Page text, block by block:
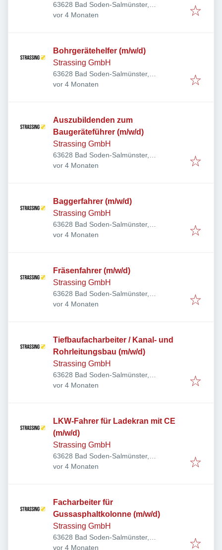
63628 Bad Soden-Salmünster,
Deutschland
Veröffentlicht:
vor 4 Monaten
Bohrgerätehelfer (m/w/d)
Strassing GmbH
63628 Bad Soden-Salmünster,
Deutschland
Veröffentlicht:
vor 4 Monaten
Auszubildenden zum
Baugeräteführer (m/w/d)
Strassing GmbH
63628 Bad Soden-Salmünster,
Deutschland
Veröffentlicht:
vor 4 Monaten
Baggerfahrer (m/w/d)
Strassing GmbH
63628 Bad Soden-Salmünster,
Deutschland
Veröffentlicht:
vor 4 Monaten
Fräsenfahrer (m/w/d)
Strassing GmbH
63628 Bad Soden-Salmünster,
Deutschland
Veröffentlicht:
vor 4 Monaten
Tiefbaufacharbeiter / Kanal- und
Rohrleitungsbau (m/w/d)
Strassing GmbH
63628 Bad Soden-Salmünster,
Deutschland
Veröffentlicht:
vor 4 Monaten
LKW-Fahrer für Ladekran mit CE
(m/w/d)
Strassing GmbH
63628 Bad Soden-Salmünster,
Deutschland
Veröffentlicht:
vor 4 Monaten
Facharbeiter für
Gussasphaltkolonne (m/w/d)
Strassing GmbH
63628 Bad Soden-Salmünster,
Deutschland
Veröffentlicht:
vor 4 Monaten